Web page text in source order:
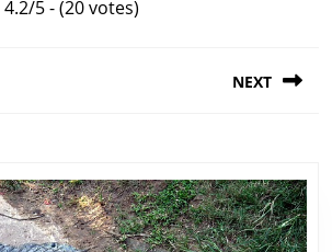
4.2/5 - (20 votes)
NEXT